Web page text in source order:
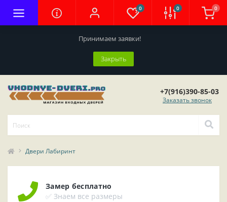
Принимаем заявки!
Закрыть
0 0 0
+7(916)390-85-03
Заказать звонок
Двери Лабиринт
Замер бесплатно
✅ Знаем все размеры